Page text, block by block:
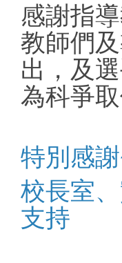
感謝指
教師們
出，及
為科爭取
特別感
校長室
支持